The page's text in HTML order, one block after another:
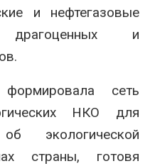
и нефтегазовые
и
сеть
НКО для
экологической
страны, готовя